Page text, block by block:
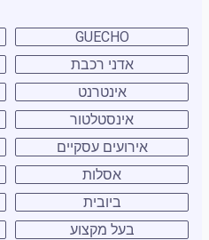
GUECHO
אדני רכבת
אינטרנט
אינסטלטור
אירועים עסקיים
אסלות
ביובית
בעל מקצוע